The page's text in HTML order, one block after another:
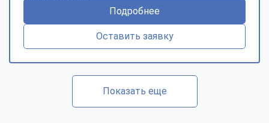
Подробнее
Оставить заявку
Показать еще